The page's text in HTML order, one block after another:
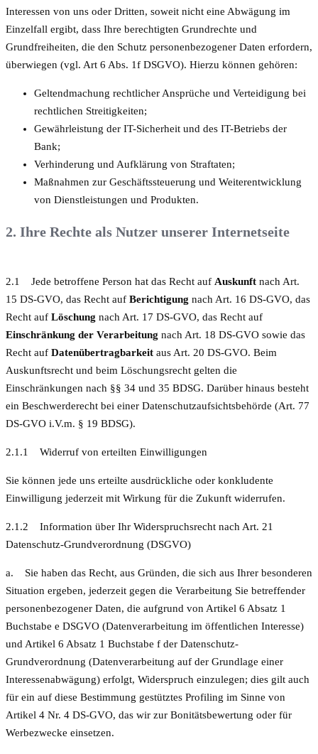
Interessen von uns oder Dritten, soweit nicht eine Abwägung im
Einzelfall ergibt, dass Ihre berechtigten Grundrechte und
Grundfreiheiten, die den Schutz personenbezogener Daten erfordern,
überwiegen (vgl. Art 6 Abs. 1f DSGVO). Hierzu können gehören:
Geltendmachung rechtlicher Ansprüche und Verteidigung bei
rechtlichen Streitigkeiten;
Gewährleistung der IT-Sicherheit und des IT-Betriebs der
Bank;
Verhinderung und Aufklärung von Straftaten;
Maßnahmen zur Geschäftssteuerung und Weiterentwicklung
von Dienstleistungen und Produkten.
2. Ihre Rechte als Nutzer unserer Internetseite
2.1 Jede betroffene Person hat das Recht auf Auskunft nach Art.
15 DS-GVO, das Recht auf Berichtigung nach Art. 16 DS-GVO, das
Recht auf Löschung nach Art. 17 DS-GVO, das Recht auf
Einschränkung der Verarbeitung nach Art. 18 DS-GVO sowie das
Recht auf Datenübertragbarkeit aus Art. 20 DS-GVO. Beim
Auskunftsrecht und beim Löschungsrecht gelten die
Einschränkungen nach §§ 34 und 35 BDSG. Darüber hinaus besteht
ein Beschwerderecht bei einer Datenschutzaufsichtsbehörde (Art. 77
DS-GVO i.V.m. § 19 BDSG).
2.1.1 Widerruf von erteilten Einwilligungen
Sie können jede uns erteilte ausdrückliche oder konkludente
Einwilligung jederzeit mit Wirkung für die Zukunft widerrufen.
2.1.2 Information über Ihr Widerspruchsrecht nach Art. 21
Datenschutz-Grundverordnung (DSGVO)
a. Sie haben das Recht, aus Gründen, die sich aus Ihrer besonderen
Situation ergeben, jederzeit gegen die Verarbeitung Sie betreffender
personenbezogener Daten, die aufgrund von Artikel 6 Absatz 1
Buchstabe e DSGVO (Datenverarbeitung im öffentlichen Interesse)
und Artikel 6 Absatz 1 Buchstabe f der Datenschutz-
Grundverordnung (Datenverarbeitung auf der Grundlage einer
Interessenabwägung) erfolgt, Widerspruch einzulegen; dies gilt auch
für ein auf diese Bestimmung gestütztes Profiling im Sinne von
Artikel 4 Nr. 4 DS-GVO, das wir zur Bonitätsbewertung oder für
Werbezwecke einsetzen.